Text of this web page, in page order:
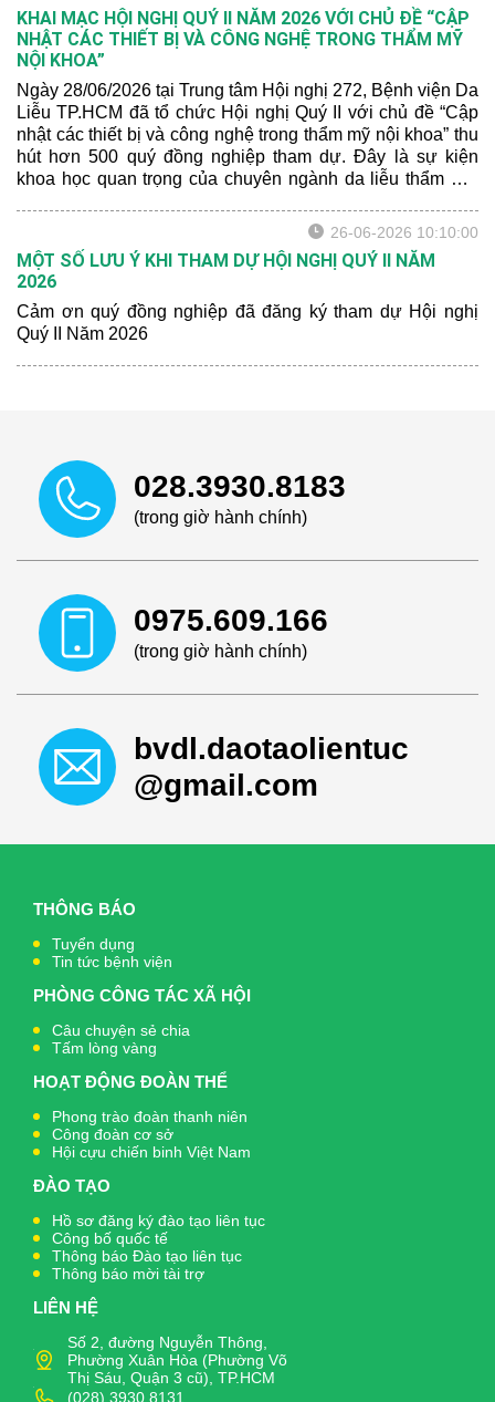
KHAI MẠC HỘI NGHỊ QUÝ II NĂM 2026 VỚI CHỦ ĐỀ “CẬP
NHẬT CÁC THIẾT BỊ VÀ CÔNG NGHỆ TRONG THẨM MỸ
NỘI KHOA”
Ngày 28/06/2026 tại Trung tâm Hội nghị 272, Bệnh viện Da
Liễu TP.HCM đã tổ chức Hội nghị Quý II với chủ đề “Cập
nhật các thiết bị và công nghệ trong thẩm mỹ nội khoa” thu
hút hơn 500 quý đồng nghiệp tham dự. Đây là sự kiện
khoa học quan trọng của chuyên ngành da liễu thẩm mỹ,
và chia sẻ kinh nghiệm thực hành giữa các cán bộ y tế
trong khu vực.
26-06-2026 10:10:00
MỘT SỐ LƯU Ý KHI THAM DỰ HỘI NGHỊ QUÝ II NĂM
2026
Cảm ơn quý đồng nghiệp đã đăng ký tham dự Hội nghị
Quý II Năm 2026
028.3930.8183
(trong giờ hành chính)
0975.609.166
(trong giờ hành chính)
bvdl.daotaolientuc
@gmail.com
THÔNG BÁO
Tuyển dụng
Tin tức bệnh viện
PHÒNG CÔNG TÁC XÃ HỘI
Câu chuyện sẻ chia
Tấm lòng vàng
HOẠT ĐỘNG ĐOÀN THỂ
Phong trào đoàn thanh niên
Công đoàn cơ sở
Hội cựu chiến binh Việt Nam
ĐÀO TẠO
Hồ sơ đăng ký đào tạo liên tục
Công bố quốc tế
Thông báo Đào tạo liên tục
Thông báo mời tài trợ
LIÊN HỆ
Số 2, đường Nguyễn Thông,
Phường Xuân Hòa (Phường Võ
Thị Sáu, Quận 3 cũ), TP.HCM
(028).3930.8131